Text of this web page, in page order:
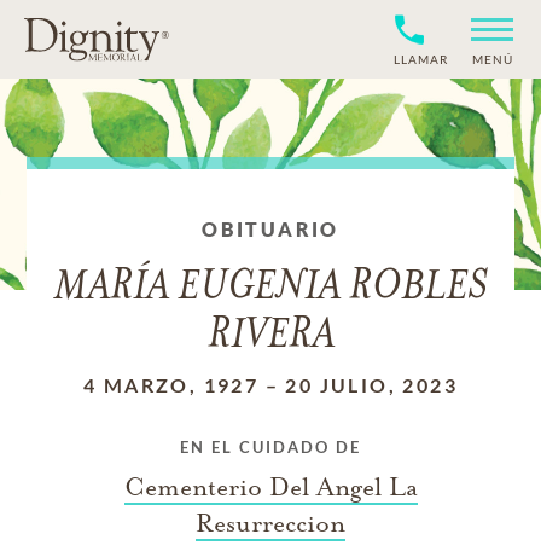
LLAMAR MENÚ
OBITUARIO
MARÍA EUGENIA ROBLES
RIVERA
4 MARZO, 1927 – 20 JULIO, 2023
EN EL CUIDADO DE
Cementerio Del Angel La
Resurreccion